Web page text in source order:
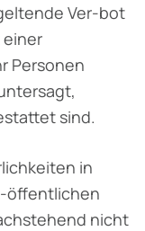
Ver-bot
einer
Per­sonen
sind.
in
öffentlichen
nicht